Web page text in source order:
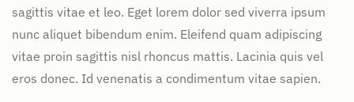
sagittis vitae et leo. Eget lorem dolor sed viverra ipsum
nunc aliquet bibendum enim. Eleifend quam adipiscing
vitae proin sagittis nisl rhoncus mattis. Lacinia quis vel
eros donec. Id venenatis a condimentum vitae sapien.